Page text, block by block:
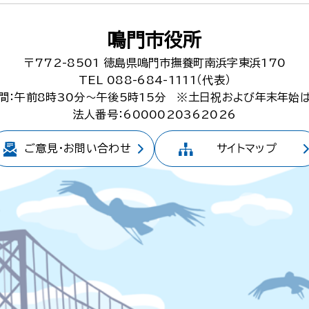
鳴門市役所
〒772-8501
徳島県鳴門市撫養町南浜字東浜170
TEL 088-684-1111（代表）
：午前8時30分～午後5時15分
※土日祝および年末年始
法人番号：6000020362026
ご意見・お問い合わせ サイトマップ